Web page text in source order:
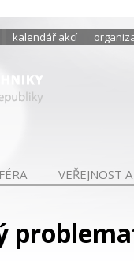
kalendář akcí
VEŘEJNOST